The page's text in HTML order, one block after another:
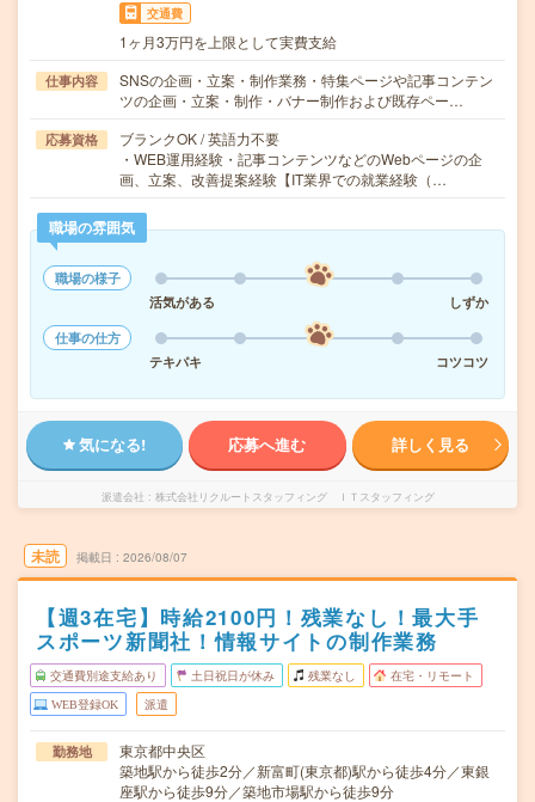
交通費
1ヶ月3万円を上限として実費支給
仕事内容
SNSの企画・立案・制作業務・特集ページや記事コンテン
ツの企画・立案・制作・バナー制作および既存ペー…
応募資格
ブランクOK / 英語力不要
・WEB運用経験・記事コンテンツなどのWebページの企
画、立案、改善提案経験【IT業界での就業経験（…
職場の雰囲気
職場の様子
活気がある
しずか
仕事の仕方
テキパキ
コツコツ
気になる! 応募へ進む 詳しく見る
派遣会社 株式会社リクルートスタッフィング ＩＴスタッフィング
未読 掲載日 2026/08/07
【週3在宅】時給2100円！残業なし！最大手
スポーツ新聞社！情報サイトの制作業務
交通費別途支給あり 土日祝日が休み 残業なし 在宅・リモート
WEB登録OK 派遣
勤務地
東京都中央区
築地駅から徒歩2分／新富町(東京都)駅から徒歩4分／東銀
座駅から徒歩9分／築地市場駅から徒歩9分